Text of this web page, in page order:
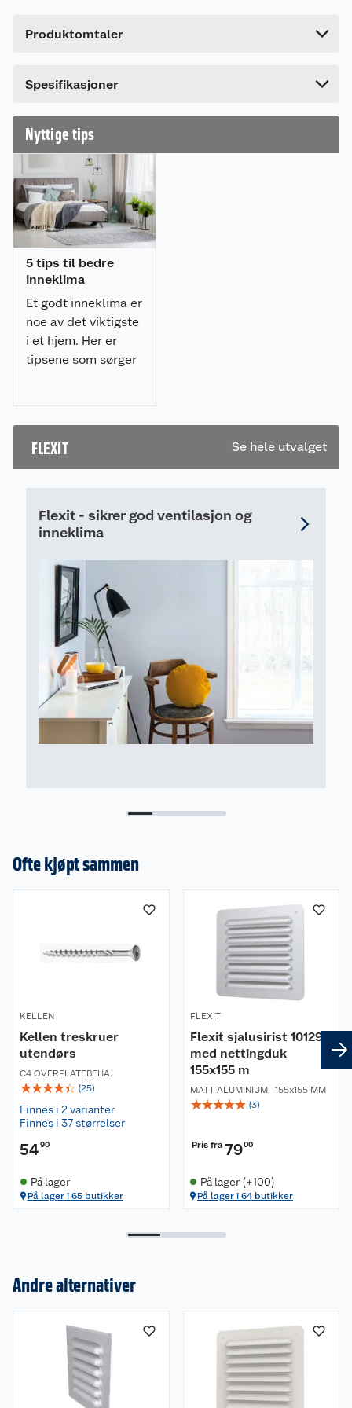
Produktomtaler
Spesifikasjoner
Lengde
Nyttige tips
5 tips til bedre
inneklima
Et godt inneklima er
noe av det viktigste
i et hjem. Her er
tipsene som sørger
FLEXIT Se hele utvalget
Flexit - sikrer god ventilasjon og
inneklima
Ofte kjøpt sammen
KELLEN
Kellen treskruer
utendørs
C4 OVERFLATEBEHA.
☆☆☆☆☆ (25)
Finnes i 2 varianter
Finnes i 37 størrelser
5490
På lager
På lager i 65 butikker
FLEXIT
Flexit sjalusirist 101297
med nettingduk
155x155 m
MATT ALUMINIUM, 155x155 MM
☆☆☆☆☆ (3)
Pris fra 7900
På lager (+100)
På lager i 64 butikker
Andre alternativer
Kundeservice
Om oss
Våre merkevarer